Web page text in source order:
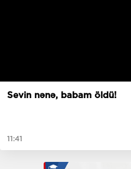
Sevin nənə, babam öldü!
11:41